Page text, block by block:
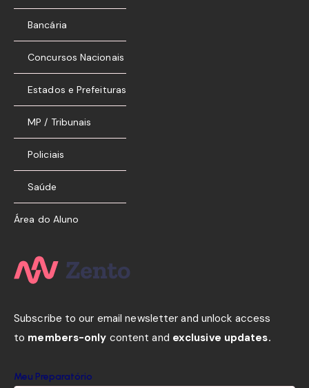
Bancária
Concursos Nacionais
Estados e Prefeituras
MP / Tribunais
Policiais
Saúde
Área do Aluno
Subscribe to our email newsletter and unlock access
to members-only content and exclusive updates.
Meu Preparatório